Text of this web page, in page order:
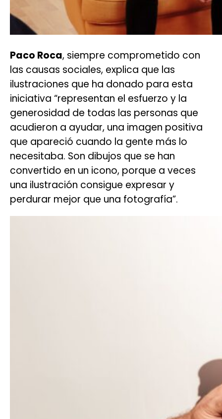
Paco Roca, siempre comprometido con
las causas sociales, explica que las
ilustraciones que ha donado para esta
iniciativa “representan el esfuerzo y la
generosidad de todas las personas que
acudieron a ayudar, una imagen positiva
que apareció cuando la gente más lo
necesitaba. Son dibujos que se han
convertido en un icono, porque a veces
una ilustración consigue expresar y
perdurar mejor que una fotografía”.